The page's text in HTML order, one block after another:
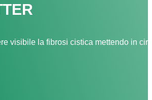
visibile la fibrosi cistica mettendo in